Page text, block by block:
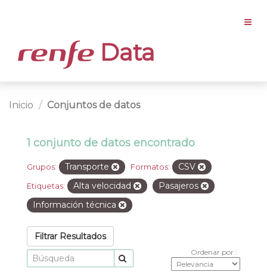
Data
Inicio Conjuntos de datos
1 conjunto de datos encontrado
Grupos: Transporte Formatos: CSV
Etiquetas: Alta velocidad
Pasajeros
Información técnica
Filtrar Resultados
Ordenar por